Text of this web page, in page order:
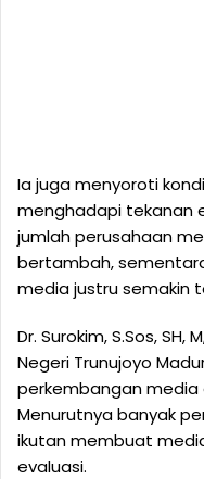
Ia juga menyoroti
menghadapi tekanan
jumlah perusahaan
bertambah,
media justru semakin
Dr. Surokim, S.Sos, SH,
Negeri Trunujoyo
perkembangan media
Menurutnya banyak
ikutan membuat
evaluasi.